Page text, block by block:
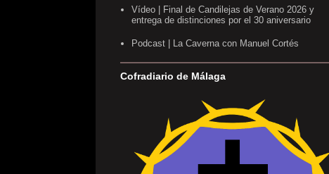
Vídeo | Final de Candilejas de Verano 2026 y
entrega de distinciones por el 30 aniversario
Podcast | La Caverna con Manuel Cortés
Cofradiario de Málaga